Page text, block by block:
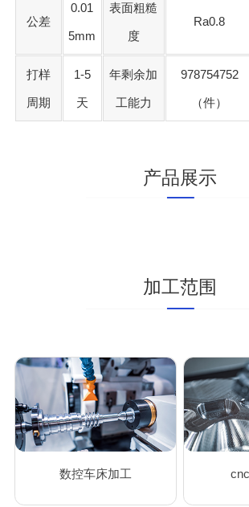
公差
0.01
5mm
表面粗糙
度
Ra0.8
打样
周期
1-5
天
年剩余加
工能力
978754752
（件）
产品展示
加工范围
数控车床加工